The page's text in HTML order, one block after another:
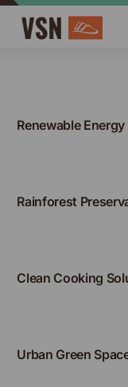
Renewable
Rainforest
Clean Cooking
Urban Green